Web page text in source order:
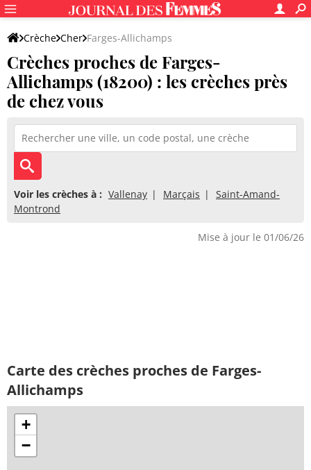
Crèche Cher Farges-Allichamps
Crèches proches de Farges-
Allichamps (18200) : les crèches près
de chez vous
Voir les crèches à : Vallenay Marçais
Saint-Amand-
Montrond
Mise à jour le 01/06/26
Carte des crèches proches de Farges-
Allichamps
+
−